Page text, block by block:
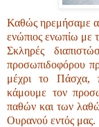
Καθώς ηρεμήσαμε
ενώπιος ενωπίω με
Σκληρές
προσωπιδοφόρου
μέχρι το Πάσχα,
κάμουμε τον
παθών και των
Ουρανού εντός μας.